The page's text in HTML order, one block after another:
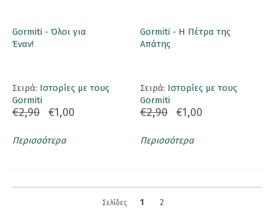
Gormiti - Όλοι για
Έναν!
Σειρά: Ιστορίες με τους
Gormiti
€2,90 €1,00
Περισσότερα
Gormiti - Η Πέτρα της
Απάτης
Σειρά: Ιστορίες με τους
Gormiti
€2,90 €1,00
Περισσότερα
Σελίδες 1 2